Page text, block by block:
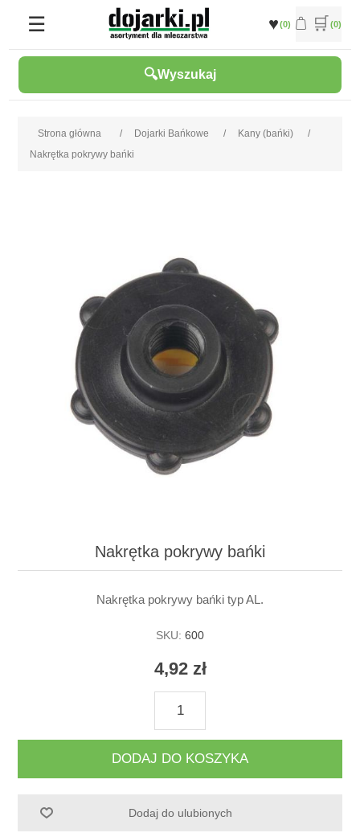
(0) (0)
Wyszukaj
Strona główna / Dojarki Bańkowe / Kany (bańki)
/
Nakrętka pokrywy bańki
Nakrętka pokrywy bańki
Nakrętka pokrywy bańki typ AL.
SKU: 600
4,92 zł
DODAJ DO KOSZYKA
Dodaj do ulubionych